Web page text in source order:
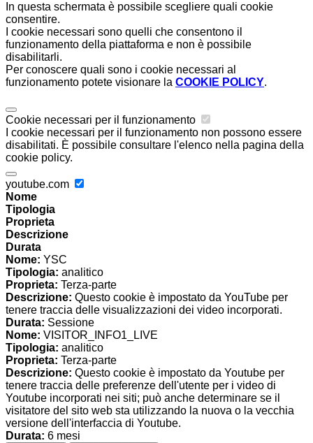
In questa schermata è possibile scegliere quali cookie
consentire.
I cookie necessari sono quelli che consentono il
funzionamento della piattaforma e non è possibile
disabilitarli.
Per conoscere quali sono i cookie necessari al
funzionamento potete visionare la COOKIE POLICY.
Cookie necessari per il funzionamento
I cookie necessari per il funzionamento non possono essere
disabilitati. È possibile consultare l'elenco nella pagina della
cookie policy.
youtube.com
Nome
Tipologia
Proprieta
Descrizione
Durata
Nome: YSC
Tipologia: analitico
Proprieta: Terza-parte
Descrizione: Questo cookie è impostato da YouTube per
tenere traccia delle visualizzazioni dei video incorporati.
Durata: Sessione
Nome: VISITOR_INFO1_LIVE
Tipologia: analitico
Proprieta: Terza-parte
Descrizione: Questo cookie è impostato da Youtube per
tenere traccia delle preferenze dell'utente per i video di
Youtube incorporati nei siti; può anche determinare se il
visitatore del sito web sta utilizzando la nuova o la vecchia
versione dell'interfaccia di Youtube.
Durata: 6 mesi